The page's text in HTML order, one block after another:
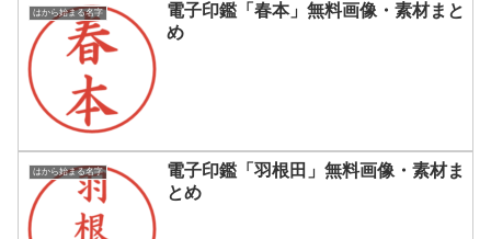
はから始まる名字
電子印鑑「春本」無料画像・素材まと
め
はから始まる名字
電子印鑑「羽根田」無料画像・素材ま
とめ